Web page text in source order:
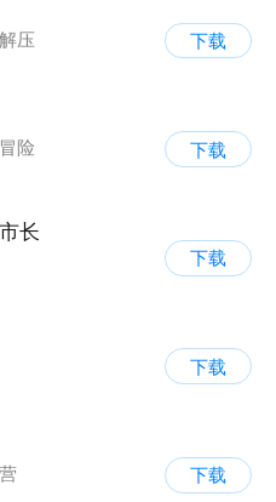
解压
下载
冒险
下载
长
下载
下载
下载